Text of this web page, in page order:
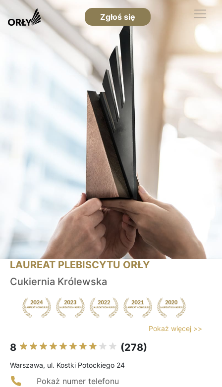
Zgłoś się
LAUREAT PLEBISCYTU ORŁY
Cukiernia Królewska
Pokaż więcej >>
8 (278)
Warszawa, ul. Kostki Potockiego 24
Pokaż numer telefonu